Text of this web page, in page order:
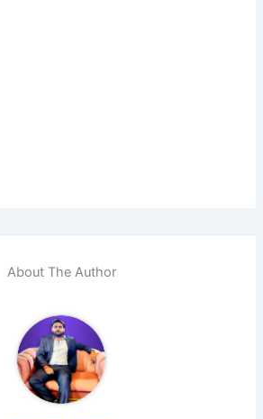
About The Author